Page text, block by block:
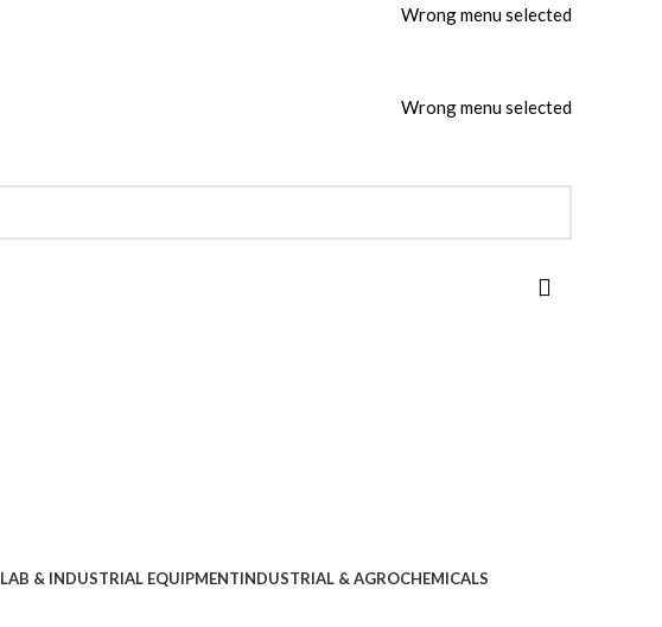
Wrong menu selected
Wrong menu selected
LAB & INDUSTRIAL EQUIPMENTINDUSTRIAL & AGROCHEMICALS